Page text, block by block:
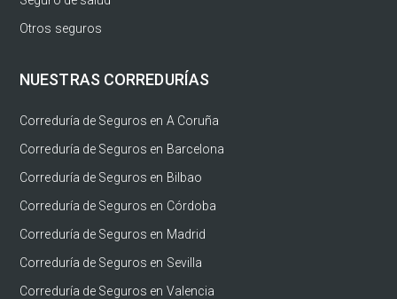
Otros seguros
NUESTRAS CORREDURÍAS
Correduría de Seguros en A Coruña
Correduría de Seguros en Barcelona
Correduría de Seguros en Bilbao
Correduría de Seguros en Córdoba
Correduría de Seguros en Madrid
Correduría de Seguros en Sevilla
Correduría de Seguros en Valencia